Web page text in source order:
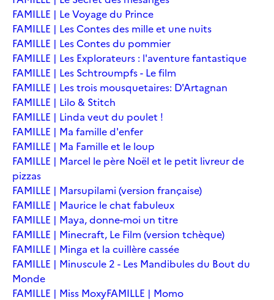
FAMILLE | Le Voyage du Prince
FAMILLE | Les Contes des mille et une nuits
FAMILLE | Les Contes du pommier
FAMILLE | Les Explorateurs : l'aventure fantastique
FAMILLE | Les Schtroumpfs - Le film
FAMILLE | Les trois mousquetaires: D'Artagnan
FAMILLE | Lilo & Stitch
FAMILLE | Linda veut du poulet !
FAMILLE | Ma famille d'enfer
FAMILLE | Ma Famille et le loup
FAMILLE | Marcel le père Noël et le petit livreur de
pizzas
FAMILLE | Marsupilami (version française)
FAMILLE | Maurice le chat fabuleux
FAMILLE | Maya, donne-moi un titre
FAMILLE | Minecraft, Le Film (version tchèque)
FAMILLE | Minga et la cuillère cassée
FAMILLE | Minuscule 2 - Les Mandibules du Bout du
Monde
FAMILLE | Miss MoxyFAMILLE | Momo